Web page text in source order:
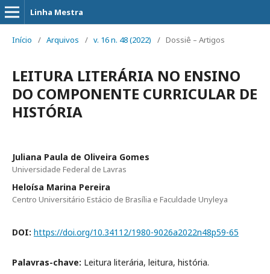
Linha Mestra
Início / Arquivos / v. 16 n. 48 (2022) / Dossiê – Artigos
LEITURA LITERÁRIA NO ENSINO
DO COMPONENTE CURRICULAR DE
HISTÓRIA
Juliana Paula de Oliveira Gomes
Universidade Federal de Lavras
Heloísa Marina Pereira
Centro Universitário Estácio de Brasília e Faculdade Unyleya
DOI: https://doi.org/10.34112/1980-9026a2022n48p59-65
Palavras-chave: Leitura literária, leitura, história.